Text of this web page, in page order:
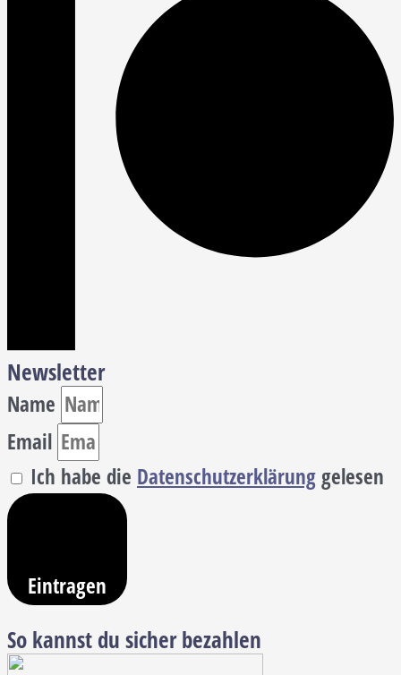
Newsletter
Name
Email
Ich habe die Datenschutzerklärung gelesen
Eintragen
So kannst du sicher bezahlen